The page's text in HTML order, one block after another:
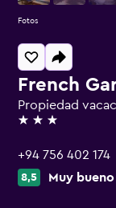
French
Propiedad
3 estrellas
+94 756 402 174
8,5 Muy bueno
Fotos